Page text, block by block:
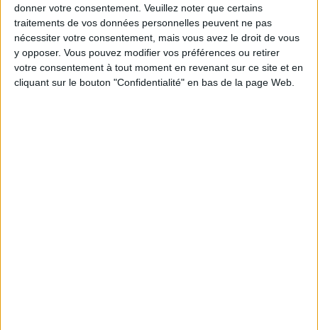
donner votre consentement. Veuillez noter que certains
traitements de vos données personnelles peuvent ne pas
nécessiter votre consentement, mais vous avez le droit de vous
y opposer. Vous pouvez modifier vos préférences ou retirer
votre consentement à tout moment en revenant sur ce site et en
cliquant sur le bouton "Confidentialité" en bas de la page Web.
LES MEILLEURS HÔTELS POUR UN WEEK-END SPA ET GASTRONOMIE